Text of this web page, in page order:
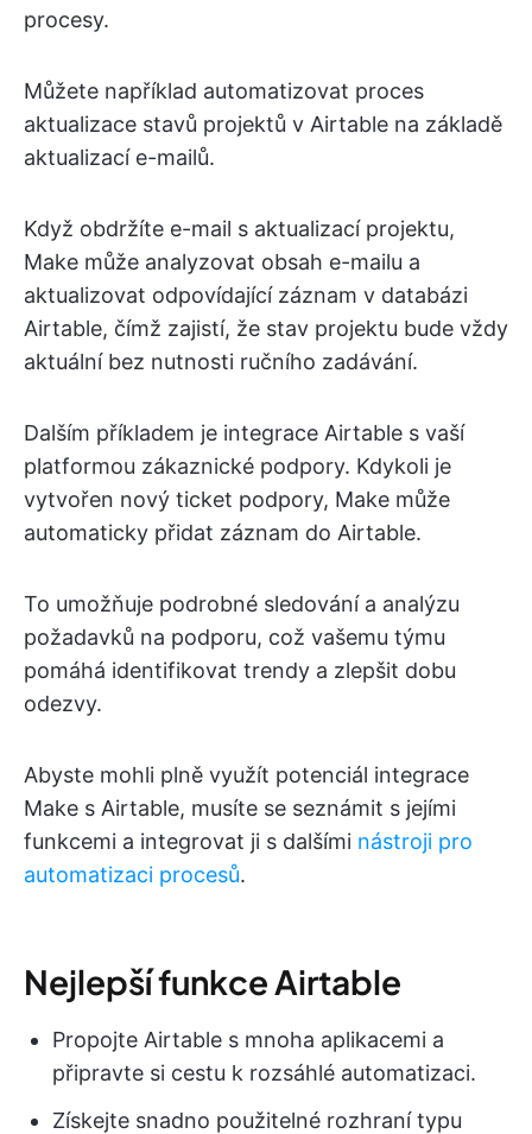
procesy.
Můžete například automatizovat proces
aktualizace stavů projektů v Airtable na základě
aktualizací e-mailů.
Když obdržíte e-mail s aktualizací projektu,
Make může analyzovat obsah e-mailu a
aktualizovat odpovídající záznam v databázi
Airtable, čímž zajistí, že stav projektu bude vždy
aktuální bez nutnosti ručního zadávání.
Dalším příkladem je integrace Airtable s vaší
platformou zákaznické podpory. Kdykoli je
vytvořen nový ticket podpory, Make může
automaticky přidat záznam do Airtable.
To umožňuje podrobné sledování a analýzu
požadavků na podporu, což vašemu týmu
pomáhá identifikovat trendy a zlepšit dobu
odezvy.
Abyste mohli plně využít potenciál integrace
Make s Airtable, musíte se seznámit s jejími
funkcemi a integrovat ji s dalšími nástroji pro
automatizaci procesů.
Nejlepší funkce Airtable
Propojte Airtable s mnoha aplikacemi a
připravte si cestu k rozsáhlé automatizaci.
Získejte snadno použitelné rozhraní typu